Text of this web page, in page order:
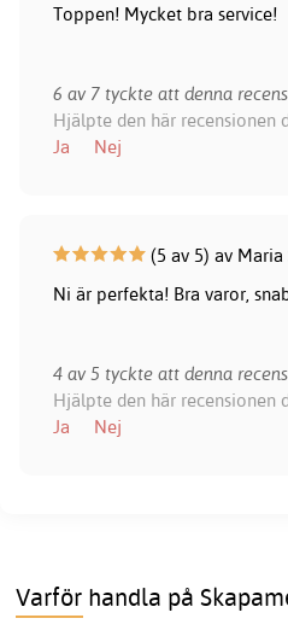
Toppen! Mycket bra service!
6 av 7 tyckte att denna
Hjälpte den här recensionen
Ja
Nej
(5 av 5) av Maria
Ni är perfekta! Bra varor,
4 av 5 tyckte att denna
Hjälpte den här recensionen
Ja
Nej
Varför handla på